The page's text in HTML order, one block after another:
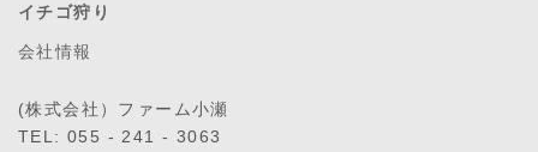
イチゴ狩り
会社情報
(株式会社）ファーム小瀬
TEL: 055 - 241 - 3063